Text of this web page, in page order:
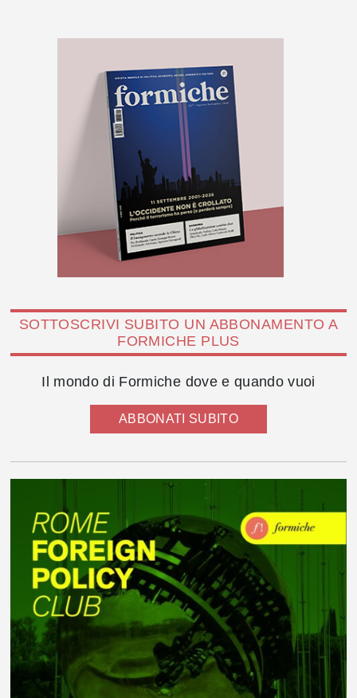
SOTTOSCRIVI SUBITO UN ABBONAMENTO A
FORMICHE PLUS
Il mondo di Formiche dove e quando vuoi
ABBONATI SUBITO